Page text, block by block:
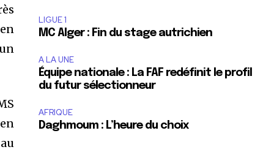
LIGUE 1
MC Alger : Fin du stage autrichien
A LA UNE
Équipe nationale : La FAF redéfinit le profil
du futur sélectionneur
AFRIQUE
Daghmoum : L’heure du choix